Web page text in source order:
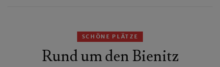
SCHÖNE PLÄTZE
Rund um den Bienitz